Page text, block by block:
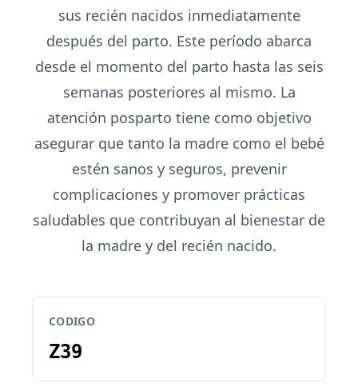
sus recién nacidos inmediatamente
después del parto. Este período abarca
desde el momento del parto hasta las seis
semanas posteriores al mismo. La
atención posparto tiene como objetivo
asegurar que tanto la madre como el bebé
estén sanos y seguros, prevenir
complicaciones y promover prácticas
saludables que contribuyan al bienestar de
la madre y del recién nacido.
CODIGO
Z39